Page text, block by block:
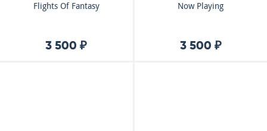
Flights Of Fantasy
3 500 ₽
Now Playing
3 500 ₽